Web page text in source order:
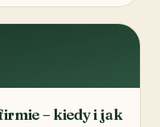
– kiedy i jak